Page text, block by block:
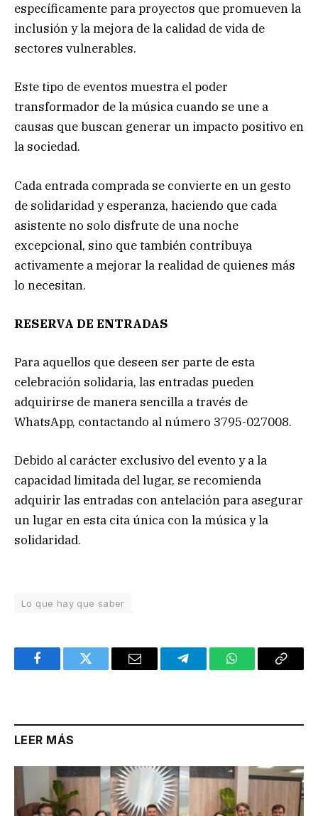
específicamente para proyectos que promueven la
inclusión y la mejora de la calidad de vida de
sectores vulnerables.
Este tipo de eventos muestra el poder
transformador de la música cuando se une a
causas que buscan generar un impacto positivo en
la sociedad.
Cada entrada comprada se convierte en un gesto
de solidaridad y esperanza, haciendo que cada
asistente no solo disfrute de una noche
excepcional, sino que también contribuya
activamente a mejorar la realidad de quienes más
lo necesitan.
RESERVA DE ENTRADAS
Para aquellos que deseen ser parte de esta
celebración solidaria, las entradas pueden
adquirirse de manera sencilla a través de
WhatsApp, contactando al número 3795-027008.
Debido al carácter exclusivo del evento y a la
capacidad limitada del lugar, se recomienda
adquirir las entradas con antelación para asegurar
un lugar en esta cita única con la música y la
solidaridad.
Lo que hay que saber
FacebookTwitter Email TelegramWhatsAppCopy
LEER MÁS